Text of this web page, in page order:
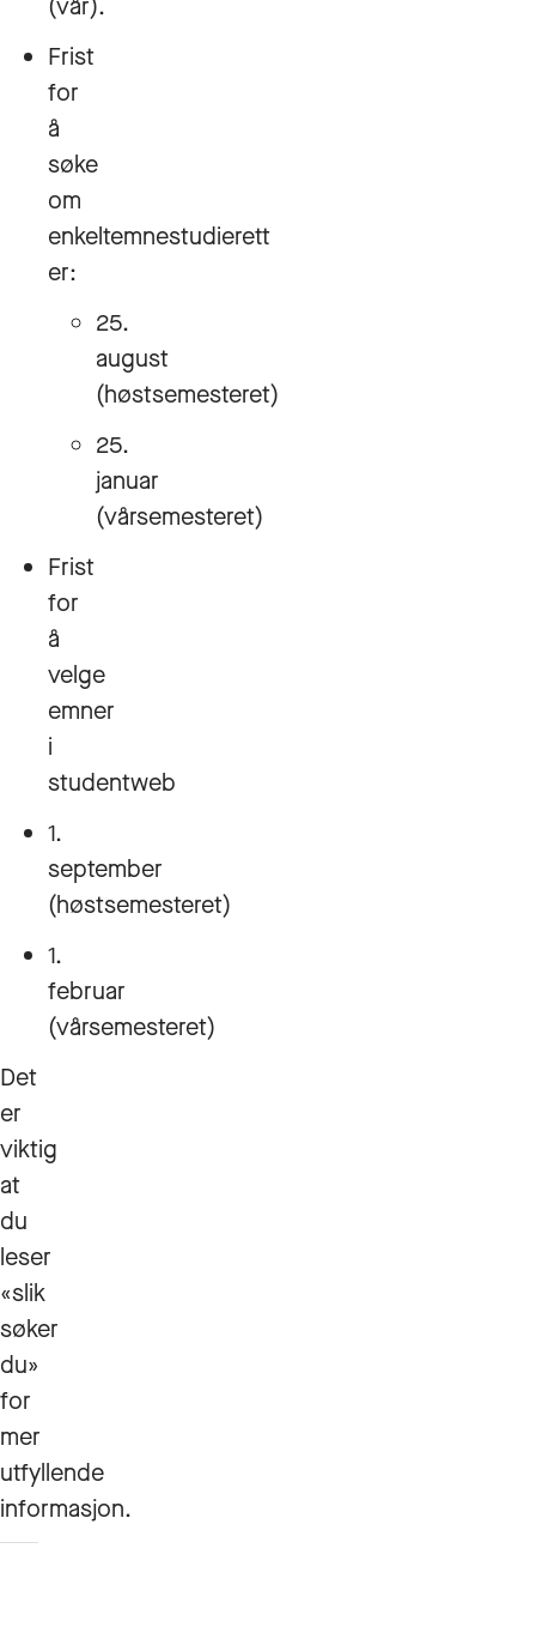
Frist
for
å
søke
om
enkeltemnestudierett
er:
25.
august
(høstsemesteret)
25.
januar
(vårsemesteret)
Frist
for
å
velge
emner
i
studentweb
1.
september
(høstsemesteret)
1.
februar
(vårsemesteret)
Det
er
viktig
at
du
leser
«slik
søker
du»
for
mer
utfyllende
informasjon.